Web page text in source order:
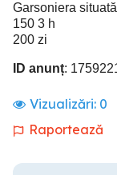
Garsoniera
150 3 h
200 zi
ID anunț:
Vizualizări: 0
Raportează